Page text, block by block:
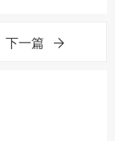
下一篇